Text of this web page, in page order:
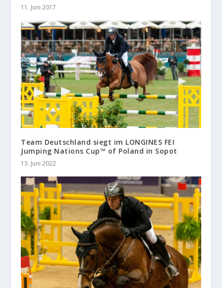
11. Juni 2017
Team Deutschland siegt im LONGINES FEI
Jumping Nations Cup™ of Poland in Sopot
13. Juni 2022